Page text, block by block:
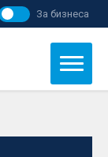
За бизнеса